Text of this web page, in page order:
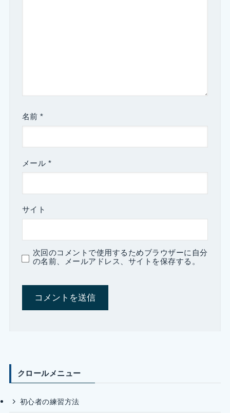
名前*
メール *
サイト
次回のコメントで使用するためブラウザーに自分
の名前、メールアドレス、サイトを保存する。
クロールメニュー
初心者の練習方法